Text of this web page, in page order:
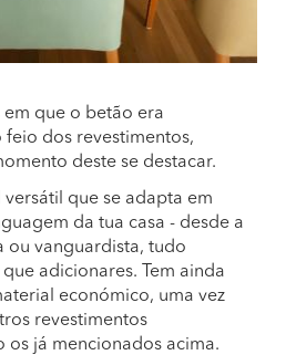
que o betão era
dos revestimentos,
deste se destacar.
que se adapta em
da tua casa - desde a
ou vanguardista, tudo
adicionares. Tem ainda
económico, uma vez
revestimentos
os já mencionados acima.